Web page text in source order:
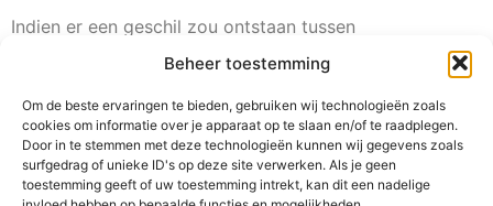
Beheer toestemming
Om de beste ervaringen te bieden, gebruiken wij technologieën zoals
cookies om informatie over je apparaat op te slaan en/of te raadplegen.
Door in te stemmen met deze technologieën kunnen wij gegevens zoals
surfgedrag of unieke ID's op deze site verwerken. Als je geen
toestemming geeft of uw toestemming intrekt, kan dit een nadelige
Indien er een geschil zou ontstaan tussen
Advocatenkantoor Agten en de cliënt, dan zal dit voor
een gerecht gebracht wordt, zal dit geschil, met
de gerechten van Limburg.
4. MULTIDISCIPLINAIRE ACTIVITEITEN EN